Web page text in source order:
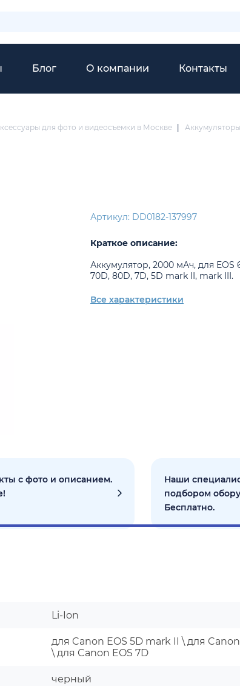
Блог О компании Контакты
для фото и видеосъемки в Москве
Артикул: DD0182-137997
Краткое описание:
Аккумулятор, 2000 мАч, для EOS
70D, 80D, 7D, 5D mark II, mark III.
Все характеристики
с фото и описанием.
Наши
подбором
Бесплатно.
Li-Ion
для Canon EOS 5D mark II \ для
\ для Canon EOS 7D
черный